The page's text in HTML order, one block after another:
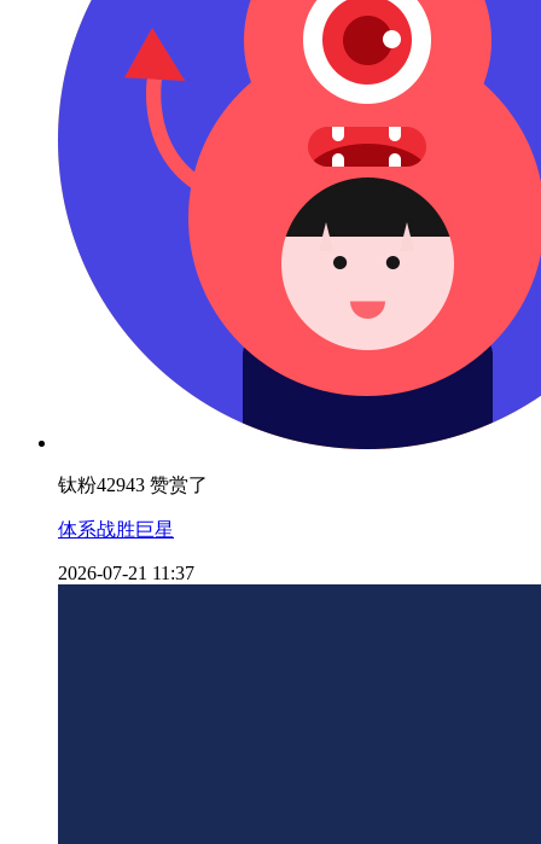
钛粉42943 赞赏了
体系战胜巨星
2026-07-21 11:37